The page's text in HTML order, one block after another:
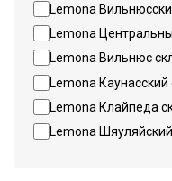
Lemona
Lemona
Lemona Вильнюс
Lemona Каунасский
Lemona Клайпеда
Lemona